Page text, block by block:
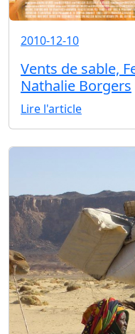
2010-12-10
Vents de sable,
Nathalie Borgers
Lire l'article